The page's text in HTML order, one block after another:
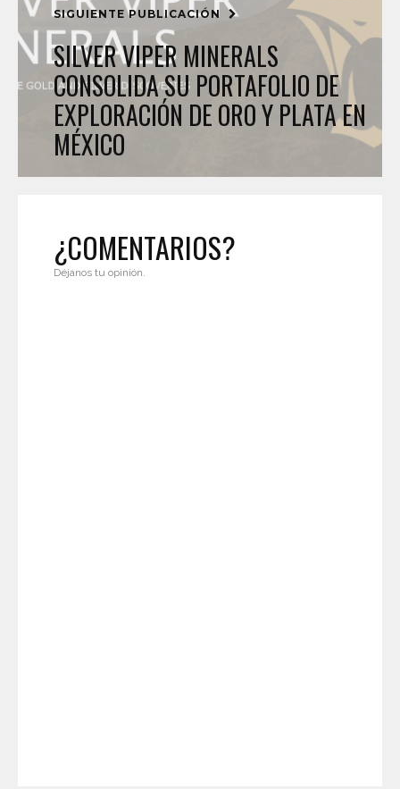
SIGUIENTE PUBLICACIÓN
SILVER VIPER MINERALS
CONSOLIDA SU PORTAFOLIO DE
EXPLORACIÓN DE ORO Y PLATA EN
MÉXICO
¿COMENTARIOS?
Déjanos tu opinión.